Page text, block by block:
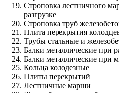
Строповка лестничного
разгрузке
Строповка труб
Плита перекрытия
Трубы стальные и
Балки металлические при
Балки металлические при
Кольца колодезные
Плиты перекрытий
Лестничные марши